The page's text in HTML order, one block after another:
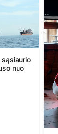
sąsiaurio
nuo